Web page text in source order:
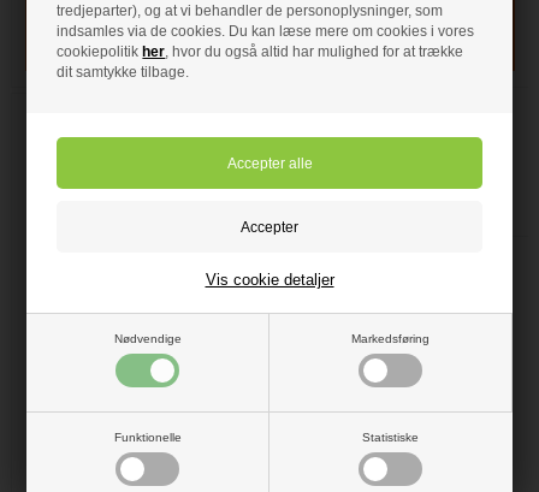
tredjeparter), og at vi behandler de personoplysninger, som
indsamles via de cookies. Du kan læse mere om cookies i vores
cookiepolitik her, hvor du også altid har mulighed for at trække
dit samtykke tilbage.
Nødvendige Markedsføring
Funktionelle Statistiske
Vis cookie detaljer
Scandpell
træpillebrænder med
træpillebrænder af typen
Scandpell.
36.895,00 DKK
Baxi Træpillekedel TPK